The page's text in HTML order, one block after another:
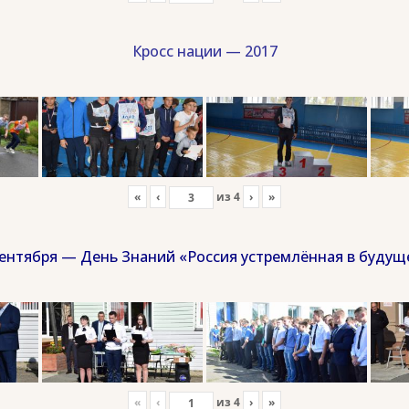
Кросс нации — 2017
« ‹ из 4 › »
— День Знаний «Россия устремлённая в
« ‹ из 4 › »